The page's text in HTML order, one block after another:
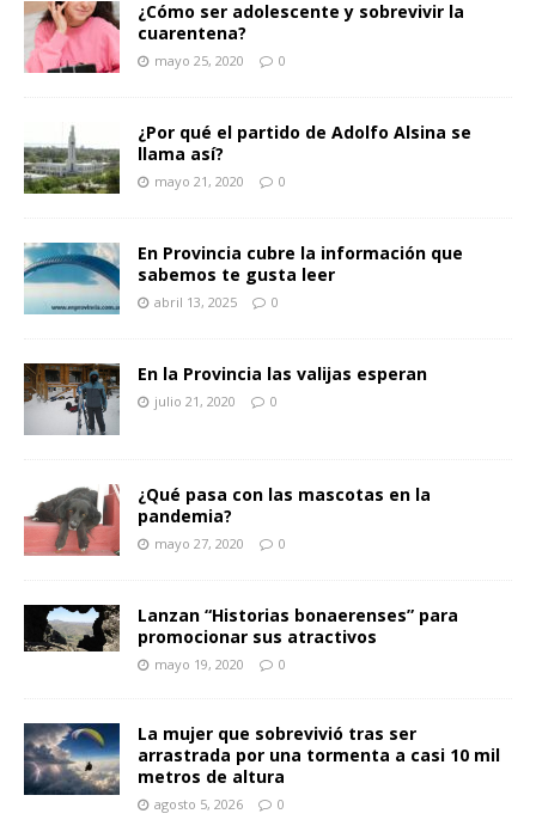
¿Cómo ser adolescente y sobrevivir la
cuarentena?
mayo 25, 2020 0
¿Por qué el partido de Adolfo Alsina se
llama así?
mayo 21, 2020 0
En Provincia cubre la información que
sabemos te gusta leer
abril 13, 2025 0
En la Provincia las valijas esperan
julio 21, 2020 0
¿Qué pasa con las mascotas en la
pandemia?
mayo 27, 2020 0
Lanzan “Historias bonaerenses” para
promocionar sus atractivos
mayo 19, 2020 0
La mujer que sobrevivió tras ser
arrastrada por una tormenta a casi 10 mil
metros de altura
agosto 5, 2026 0